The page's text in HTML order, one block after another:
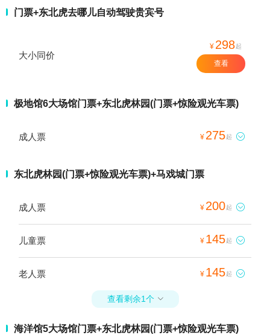
门票+东北虎去哪儿自动驾驶贵宾号
大小同价
¥ 298起
查看
极地馆6大场馆门票+东北虎林园(门票+惊险观光车票)
成人票 ¥ 275起 
东北虎林园(门票+惊险观光车票)+马戏城门票
成人票 ¥ 200起 
儿童票 ¥ 145起 
老人票 ¥ 145起 
查看剩余1个 
海洋馆5大场馆门票+东北虎林园(门票+惊险观光车票)